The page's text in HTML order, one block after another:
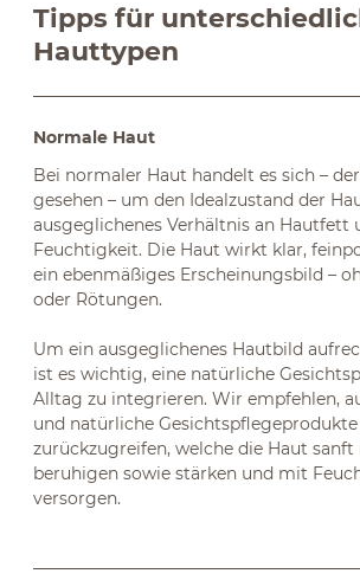
Tipps für
Hauttypen
Normale Haut
Bei normaler Haut handelt es sich –
gesehen – um den Idealzustand der
ausgeglichenes Verhältnis an Hautfett
Feuchtigkeit. Die Haut wirkt klar,
ein ebenmäßiges Erscheinungsbild –
oder Rötungen.
Um ein ausgeglichenes Hautbild
ist es wichtig, eine natürliche
Alltag zu integrieren. Wir empfehlen,
und natürliche Gesichtspflegeprodukte
zurückzugreifen, welche die Haut
beruhigen sowie stärken und mit
versorgen.